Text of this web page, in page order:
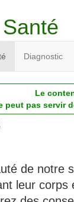
Diagnostic
Le
peut pas servir
de notre
leur corps